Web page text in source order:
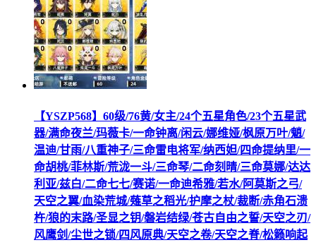
【YSZP568】60级/76黄/女主/24个五星角色/23个五星武
器/满命夜兰/玛薇卡/一命钟离/闲云/娜维娅/枫原万叶/魈/
温迪/甘雨/八重神子/三命雷电将军/纳西妲/四命提纳里/一
命胡桃/菲林斯/荒泷一斗/三命琴/二命刻晴/三命莫娜/达达
利亚/兹白/二命七七/赛诺/一命迪希雅/若水/阿莫斯之弓/
天空之翼/血染荒城/薙草之稻光/护摩之杖/裁断/赤角石溃
杵/狼的末路/圣显之钥/磐岩结绿/苍古自由之誓/天空之刃/
风鹰剑/尘世之锁/四风原典/天空之卷/天空之脊/松籁响起